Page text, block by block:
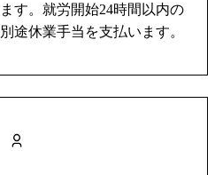
す。就労開始24時間以内の
途休業手当を支払います。